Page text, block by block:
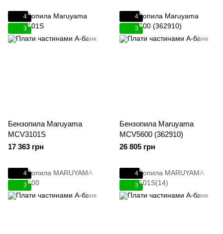
4
3
Бензопила Maruyama
MCV3101S
17 363 грн
4
3
Бензопила Maruyama
MCV5600 (362910)
26 805 грн
4
3
4
3